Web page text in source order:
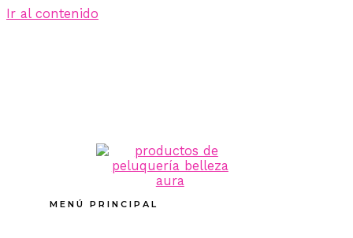
Ir al contenido
MENÚ PRINCIPAL